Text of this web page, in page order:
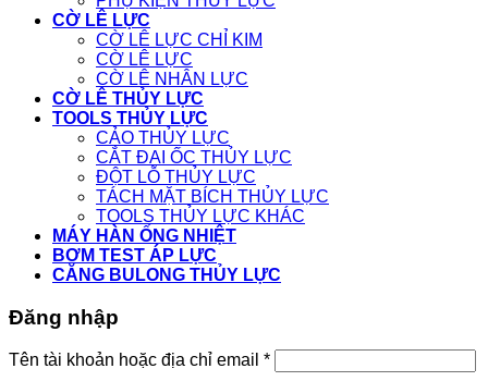
CỜ LÊ LỰC
CỜ LÊ LỰC CHỈ KIM
CỜ LÊ LỰC
CỜ LÊ NHÂN LỰC
CỜ LÊ THỦY LỰC
TOOLS THỦY LỰC
CẢO THỦY LỰC
CẮT ĐAI ỐC THỦY LỰC
ĐỘT LỖ THỦY LỰC
TÁCH MẶT BÍCH THỦY LỰC
TOOLS THỦY LỰC KHÁC
MÁY HÀN ỐNG NHIỆT
BƠM TEST ÁP LỰC
CĂNG BULONG THỦY LỰC
Đăng nhập
Tên tài khoản hoặc địa chỉ email *